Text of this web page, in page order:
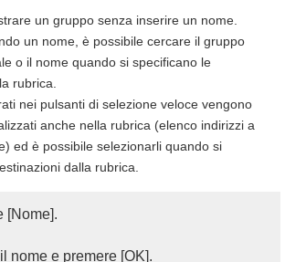
un gruppo senza inserire un nome.
un nome, è possibile cercare il gruppo
o il nome quando si specificano le
rubrica.
nei pulsanti di selezione veloce vengono
anche nella rubrica (elenco indirizzi a
ed è possibile selezionarli quando si
dalla rubrica.
[Nome].
nome e premere [OK].